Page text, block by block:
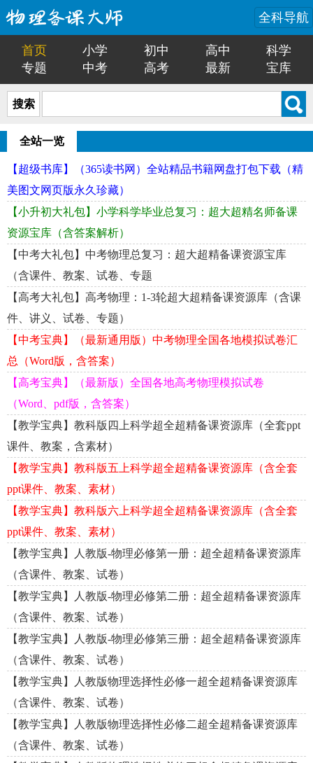
全科导航
首页 小学 初中 高中
科学
专题
中考 高考 最新 宝库
搜索
全站一览
【超级书库】（365读书网）全站精品书籍网盘打包下载（精
美图文网页版永久珍藏）
【小升初大礼包】小学科学毕业总复习：超大超精名师备课
资源宝库（含答案解析）
【中考大礼包】中考物理总复习：超大超精备课资源宝库
（含课件、教案、试卷、专题
【高考大礼包】高考物理：1-3轮超大超精备课资源库（含课
件、讲义、试卷、专题）
【中考宝典】（最新通用版）中考物理全国各地模拟试卷汇
总（Word版，含答案）
【高考宝典】（最新版）全国各地高考物理模拟试卷
（Word、pdf版，含答案）
【教学宝典】教科版四上科学超全超精备课资源库（全套ppt
课件、教案，含素材）
【教学宝典】教科版五上科学超全超精备课资源库（含全套
ppt课件、教案、素材）
【教学宝典】教科版六上科学超全超精备课资源库（含全套
ppt课件、教案、素材）
【教学宝典】人教版-物理必修第一册：超全超精备课资源库
（含课件、教案、试卷）
【教学宝典】人教版-物理必修第二册：超全超精备课资源库
（含课件、教案、试卷）
【教学宝典】人教版-物理必修第三册：超全超精备课资源库
（含课件、教案、试卷）
【教学宝典】人教版物理选择性必修一超全超精备课资源库
（含课件、教案、试卷）
【教学宝典】人教版物理选择性必修二超全超精备课资源库
（含课件、教案、试卷）